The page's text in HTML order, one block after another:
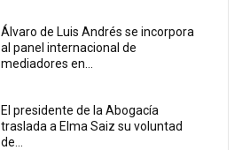
Álvaro de Luis Andrés se incorpora
al panel internacional de
mediadores en...
El presidente de la Abogacía
traslada a Elma Saiz su voluntad
de...